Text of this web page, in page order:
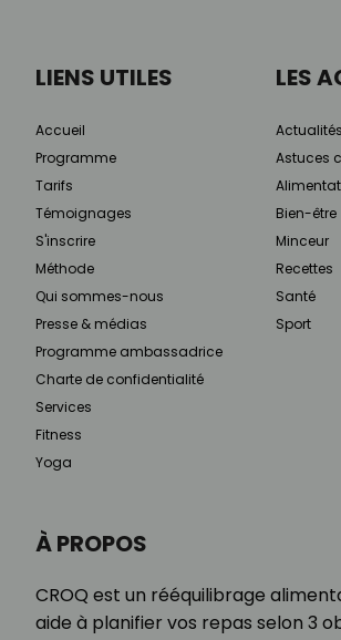
À PROPOS
CROQ est un rééquilibrage
aide à planifier vos repas selon 3
LIENS UTILES
Accueil
Programme
Tarifs
Témoignages
S'inscrire
Méthode
Qui sommes-nous
Presse & médias
Programme ambassadrice
Charte de confidentialité
Services
Fitness
Yoga
LES
Actualités
Astuces
Bien-être
Minceur
Recettes
Santé
Sport